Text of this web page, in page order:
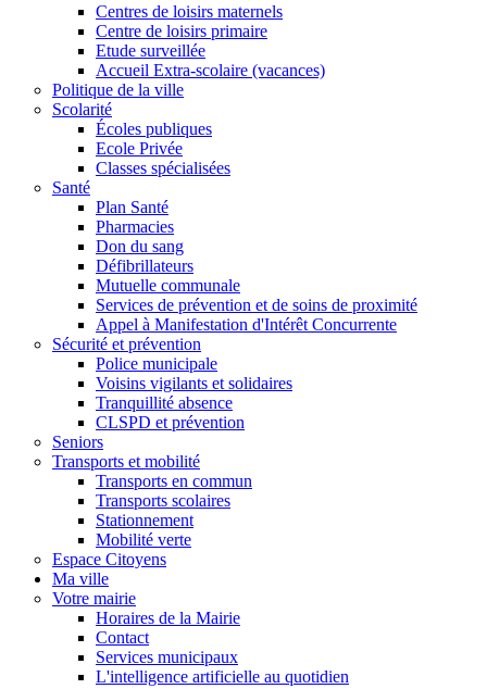
Centres de loisirs maternels
Centre de loisirs primaire
Etude surveillée
Accueil Extra-scolaire (vacances)
Politique de la ville
Scolarité
Écoles publiques
Ecole Privée
Classes spécialisées
Santé
Plan Santé
Pharmacies
Don du sang
Défibrillateurs
Mutuelle communale
Services de prévention et de soins de proximité
Appel à Manifestation d'Intérêt Concurrente
Sécurité et prévention
Police municipale
Voisins vigilants et solidaires
Tranquillité absence
CLSPD et prévention
Seniors
Transports et mobilité
Transports en commun
Transports scolaires
Stationnement
Mobilité verte
Espace Citoyens
Ma ville
Votre mairie
Horaires de la Mairie
Contact
Services municipaux
L'intelligence artificielle au quotidien